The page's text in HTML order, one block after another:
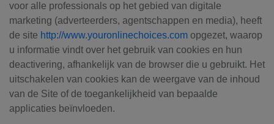
voor alle professionals op het gebied van digitale
marketing (adverteerders, agentschappen en media), heeft
de site http://www.youronlinechoices.com opgezet, waarop
u informatie vindt over het gebruik van cookies en hun
deactivering, afhankelijk van de browser die u gebruikt. Het
uitschakelen van cookies kan de weergave van de inhoud
van de Site of de toegankelijkheid van bepaalde
applicaties beïnvloeden.